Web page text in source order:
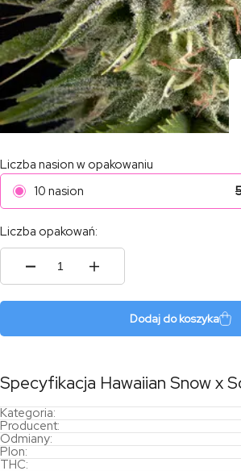
Liczba nasion w opakowaniu
10 nasion
Liczba opakowań:
ilość
Banana
Dodaj do koszyka
Specyfikacja Hawaiian Snow x
Kategoria:
Producent:
Odmiany:
Plon:
THC: